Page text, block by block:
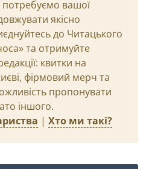
вашої
якісно
до Читацького
та отримуйте
квитки на
фірмовий мерч та
пропонувати
іншого.
| Хто ми такі?